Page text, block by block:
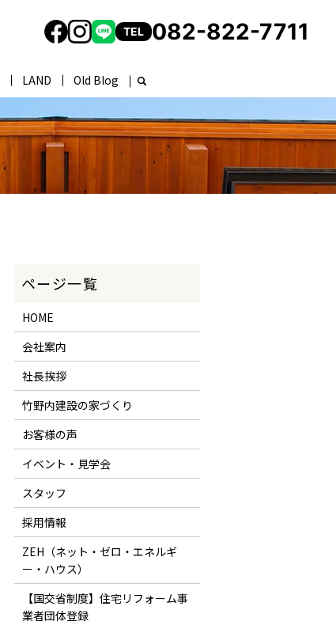
LAND Old Blog
TEL 082-822-7711
HOME
会社案内
社長挨拶
竹野内建設の家づくり
お客様の声
イベント・見学会
スタッフ
採用情報
ZEH（ネット・ゼロ・エネルギ
ー・ハウス）
【国交省制度】住宅リフォーム事
業者団体登録